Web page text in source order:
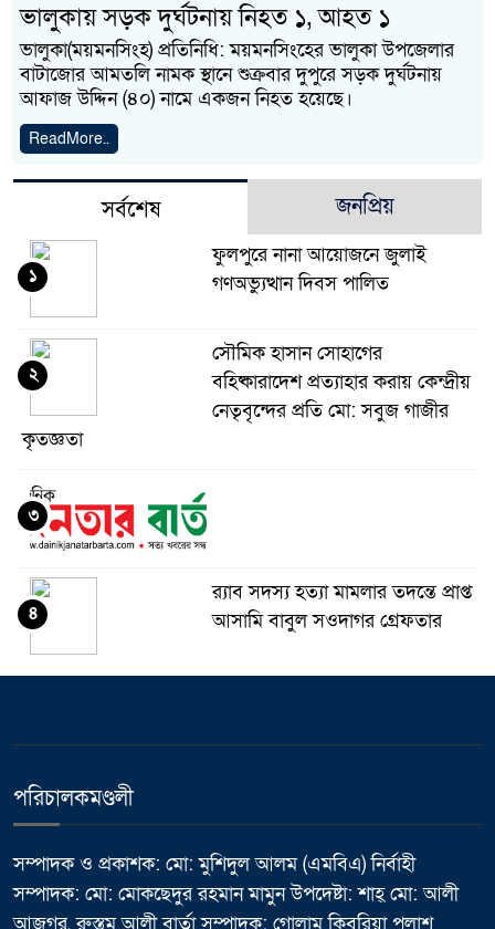
ভালুকায় সড়ক দুর্ঘটনায় নিহত ১, আহত ১
ভালুকা(ময়মনসিংহ) প্রতিনিধি: ময়মনসিংহের ভালুকা উপজেলার
বাটাজোর আমতলি নামক স্থানে শুক্রবার দুপুরে সড়ক দুর্ঘটনায়
আফাজ উদ্দিন (৪০) নামে একজন নিহত হয়েছে।
ReadMore..
সর্বশেষ জনপ্রিয়
ফুলপুরে নানা আয়োজনে জুলাই
গণঅভ্যুত্থান দিবস পালিত
১
সৌমিক হাসান সোহাগের
বহিষ্কারাদেশ প্রত্যাহার করায় কেন্দ্রীয়
নেতৃবৃন্দের প্রতি মো: সবুজ গাজীর
কৃতজ্ঞতা
২
৩
র‌্যাব সদস্য হত্যা মামলার তদন্তে প্রাপ্ত
আসামি বাবুল সওদাগর গ্রেফতার
৪
সম্মেলন
বাচ্চুর বরাদ্দে এইচবিবি রাস্তার কাজের
উদ্বোধন
৬
মাথায় হেলমেট, তবু কতটা নিরাপদ
পরিচালকমণ্ডলী
সম্পাদক ও প্রকাশক: মো: মুশিদুল আলম (এমবিএ) নির্বাহী
সম্পাদক: মো: মোকছেদুর রহমান মামুন উপদেষ্টা: শাহ্ মো: আলী